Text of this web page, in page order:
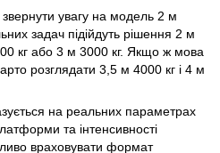
звернути увагу на модель 2 м
задач підійдуть рішення 2 м
кг або 3 м 3000 кг. Якщо ж мова
розглядати 3,5 м 4000 кг і 4 м
на реальних параметрах
та інтенсивності
враховувати формат